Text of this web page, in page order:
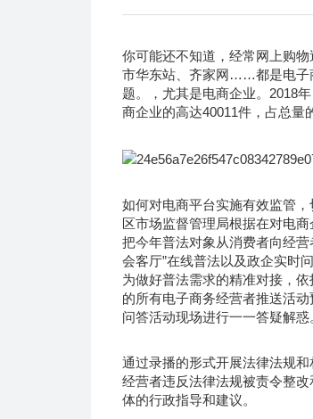
你可能还不知道，经常网上购
市华东站、齐家网……都是电子
题。，尤其是电商企业。2018
商企业的高达40011件，占总量
如何对电商平台实施有效监管
区市场监督管理局根据在对电
把今年普法对象从消费者向经
会客厅”在线普法以及政企实时问
为做好普法需求的精准对接，
的所有电子商务经营者推送活
问答活动现场进行一一答疑解惑
通过录播的形式开展法律法规
经营者违反法律法规被责令整
体的行政指导和建议。